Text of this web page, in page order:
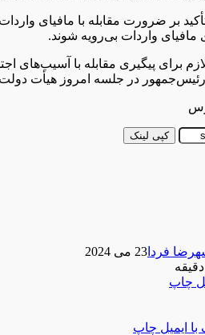
بر ضرورت مقابله با مافیای
مافیای واردات بی‌رویه شوند.
برای پیگیری مقابله با آسیب‌های
در جلسه امروز هیأت دولت
کپی لینک
فردا 23 می 2024
چاپ
با ایمیل چاپ